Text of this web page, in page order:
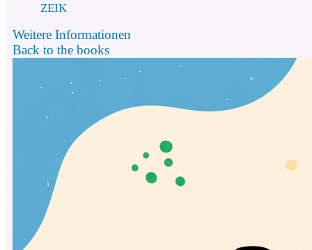
ZEIK
Weitere Informationen
Back to the books